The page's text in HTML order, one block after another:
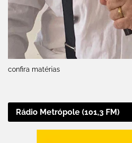
confira matérias
Rádio Metrópole (101,3 FM)